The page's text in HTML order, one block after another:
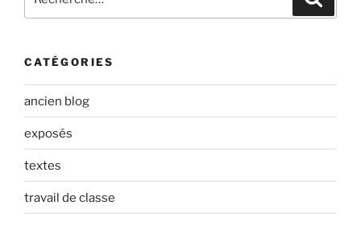
pour
CATÉGORIES
ancien blog
exposés
textes
travail de classe